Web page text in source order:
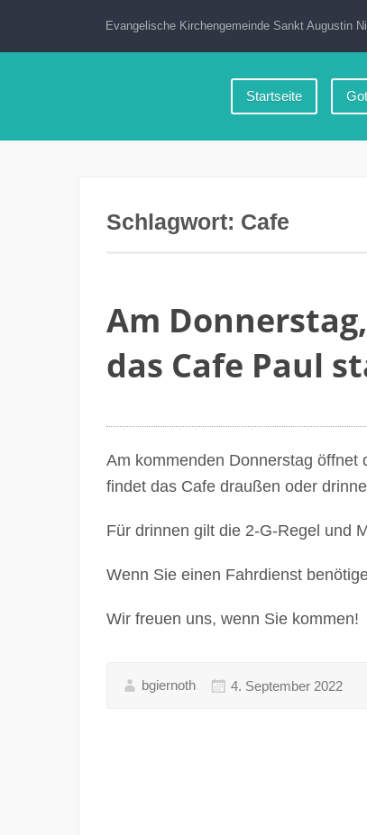
springen
Evangelische Kirchengemeinde Sankt Augustin
Startseite
Schlagwort: Cafe
Am
das Cafe Paul
Am kommenden Donnerstag
findet das Cafe draußen oder
Für drinnen gilt die 2-G-Regel und
Wenn Sie einen Fahrdienst
Wir freuen uns, wenn Sie kommen!
bgiernoth 4. September 2022